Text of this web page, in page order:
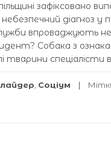
зафіксовано
діагноз
впроваджують
Собака з
тварини спеціалісти
Соціум